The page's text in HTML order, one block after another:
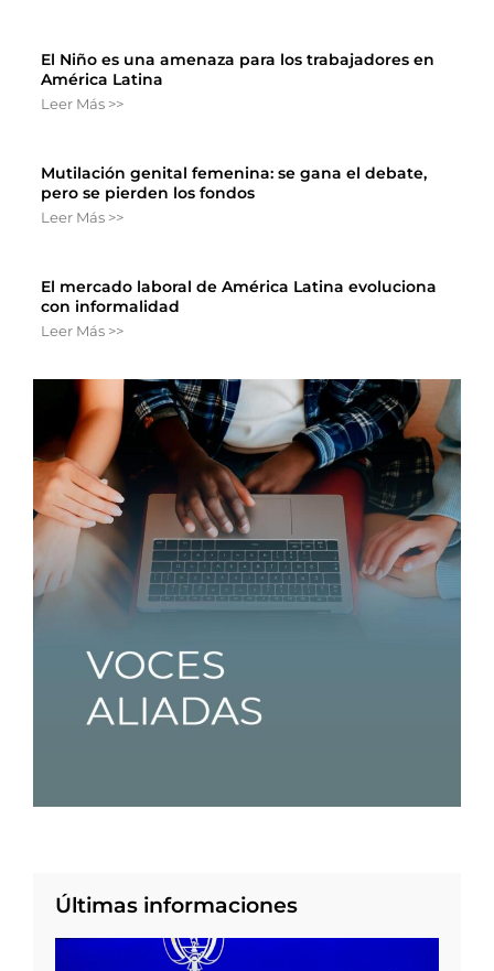
El Niño es una amenaza para los trabajadores en
América Latina
Leer Más >>
Mutilación genital femenina: se gana el debate,
pero se pierden los fondos
Leer Más >>
El mercado laboral de América Latina evoluciona
con informalidad
Leer Más >>
Últimas informaciones